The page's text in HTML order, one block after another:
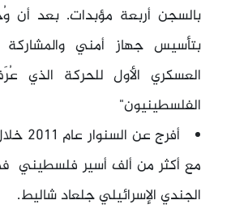
بالسجن أربعة مؤبدات. بعد
بتأسيس جهاز أمني
العسكري الأول للحركة الذي
الفلسطينيون"
أفرج
مع أكثر من ألف أسير فلسطيني
الجندي الإسرائيلي جلعاد شاليط.